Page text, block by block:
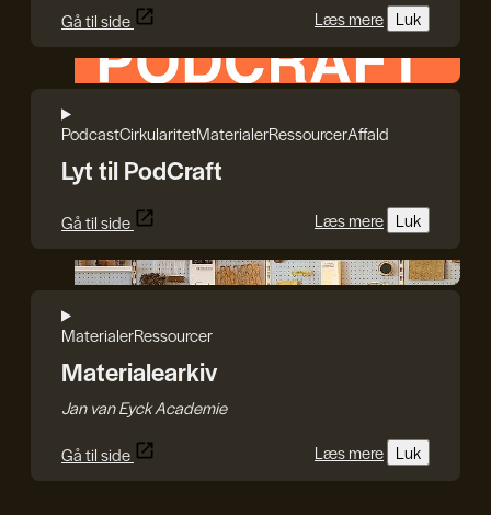
Gå til side Læs mere Luk
HEPHAESTUS
PodcastCirkularitetMaterialerRessourcerAffald
Lyt til PodCraft
Gå til side Læs mere Luk
Jan van Eyck Academie
MaterialerRessourcer
Materialearkiv
Jan van Eyck Academie
Gå til side
Læs mere Luk